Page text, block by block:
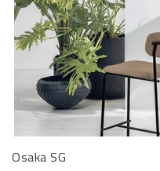
Osaka SG